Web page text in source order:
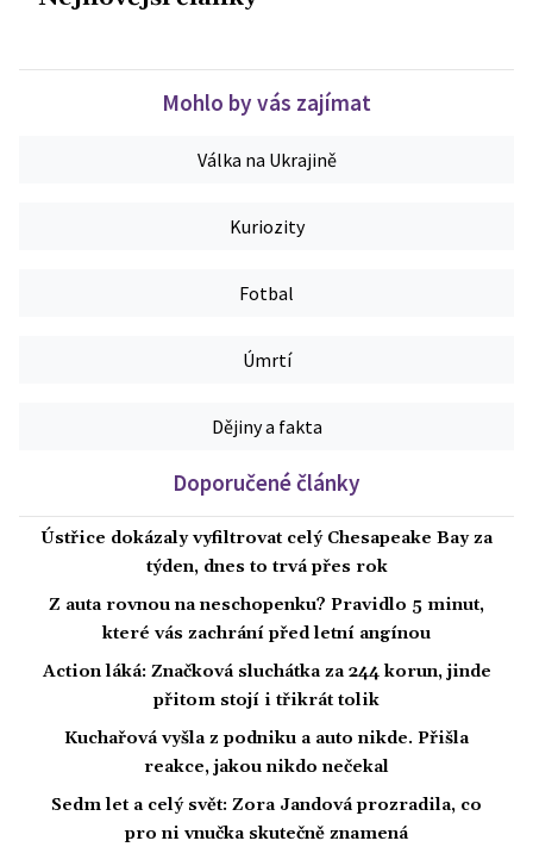
Mohlo by vás zajímat
Válka na Ukrajině
Kuriozity
Fotbal
Úmrtí
Dějiny a fakta
Doporučené články
Ústřice dokázaly vyfiltrovat celý Chesapeake Bay za
týden, dnes to trvá přes rok
Z auta rovnou na neschopenku? Pravidlo 5 minut,
které vás zachrání před letní angínou
Action láká: Značková sluchátka za 244 korun, jinde
přitom stojí i třikrát tolik
Kuchařová vyšla z podniku a auto nikde. Přišla
reakce, jakou nikdo nečekal
Sedm let a celý svět: Zora Jandová prozradila, co
pro ni vnučka skutečně znamená